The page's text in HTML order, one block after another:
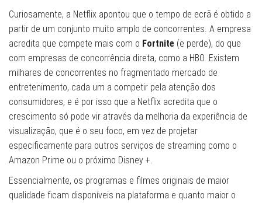
Curiosamente, a Netflix apontou que o tempo de ecrã é obtido a
partir de um conjunto muito amplo de concorrentes. A empresa
acredita que compete mais com o Fortnite (e perde), do que
com empresas de concorrência direta, como a HBO. Existem
milhares de concorrentes no fragmentado mercado de
entretenimento, cada um a competir pela atenção dos
consumidores, e é por isso que a Netflix acredita que o
crescimento só pode vir através da melhoria da experiência de
visualização, que é o seu foco, em vez de projetar
especificamente para outros serviços de streaming como o
Amazon Prime ou o próximo Disney +.
Essencialmente, os programas e filmes originais de maior
qualidade ficam disponíveis na plataforma e quanto maior o